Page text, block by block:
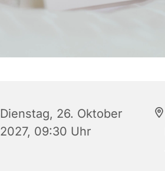
Dienstag, 26. Oktober
2027, 09:30 Uhr